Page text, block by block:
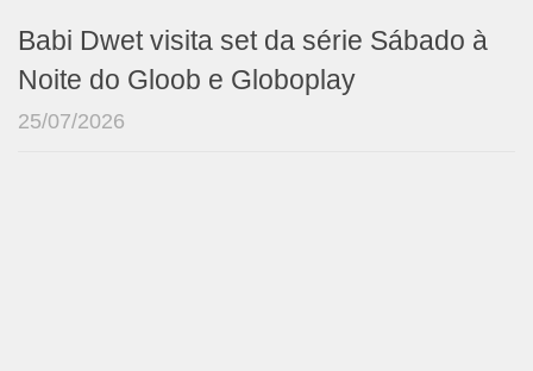
Babi Dwet visita set da série Sábado à
Noite do Gloob e Globoplay
25/07/2026